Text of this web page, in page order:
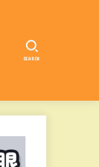
SEARCH